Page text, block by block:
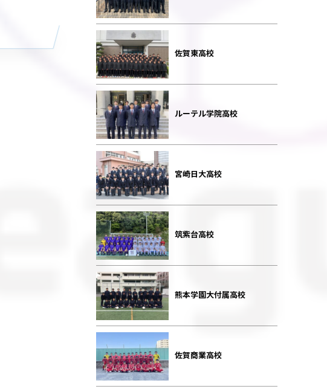
佐賀東高校
ルーテル学院高校
宮崎日大高校
筑紫台高校
熊本学園大付属高校
佐賀商業高校